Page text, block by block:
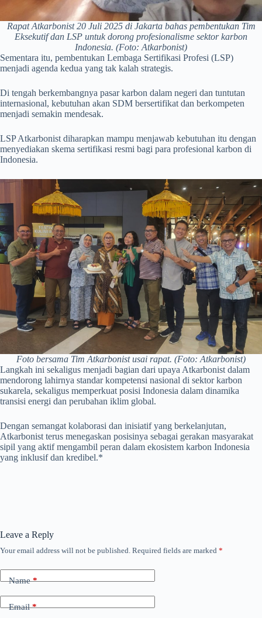
Rapat Atkarbonist 20 Juli 2025 di Jakarta bahas pembentukan Tim
Eksekutif dan LSP untuk dorong profesionalisme sektor karbon
Indonesia. (Foto: Atkarbonist)
Sementara itu, pembentukan Lembaga Sertifikasi Profesi (LSP)
menjadi agenda kedua yang tak kalah strategis.
Di tengah berkembangnya pasar karbon dalam negeri dan tuntutan
internasional, kebutuhan akan SDM bersertifikat dan berkompeten
menjadi semakin mendesak.
LSP Atkarbonist diharapkan mampu menjawab kebutuhan itu dengan
menyediakan skema sertifikasi resmi bagi para profesional karbon di
Indonesia.
Foto bersama Tim Atkarbonist usai rapat. (Foto: Atkarbonist)
Langkah ini sekaligus menjadi bagian dari upaya Atkarbonist dalam
mendorong lahirnya standar kompetensi nasional di sektor karbon
sukarela, sekaligus memperkuat posisi Indonesia dalam dinamika
transisi energi dan perubahan iklim global.
Dengan semangat kolaborasi dan inisiatif yang berkelanjutan,
Atkarbonist terus menegaskan posisinya sebagai gerakan masyarakat
sipil yang aktif mengambil peran dalam ekosistem karbon Indonesia
yang inklusif dan kredibel.*
Leave a Reply
Your email address will not be published. Required fields are marked *
Name*
Email*